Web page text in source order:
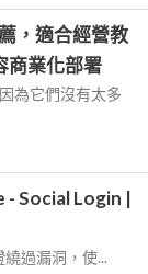
，適合經營教
商業化部署
為它們沒有太多
Social Login |
過漏洞，使...